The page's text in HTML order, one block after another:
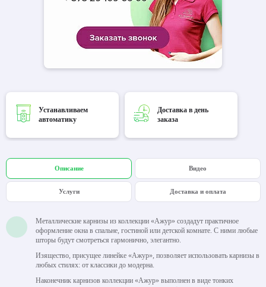
Устанавливаем
автоматику
Доставка в день
заказа
Описание Видео
Услуги Доставка и оплата
Металлические карнизы из коллекции «Ажур» создадут практичное
оформление окна в спальне, гостиной или детской комнате. С ними любые
шторы будут смотреться гармонично, элегантно.
Изящество, присущее линейке «Ажур», позволяет использовать карнизы в
любых стилях: от классики до модерна.
Наконечник карнизов коллекции «Ажур» выполнен в виде тонких